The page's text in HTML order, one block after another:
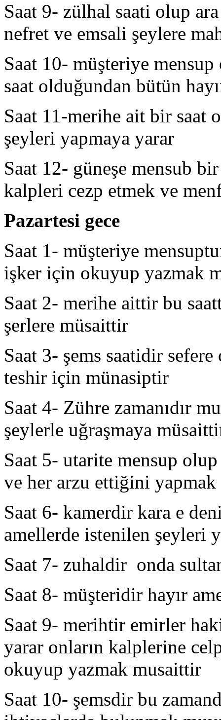
Saat 9- zülhal saati olup
nefret ve emsali şeylere
Saat 10- müşteriye
saat olduğundan bütün
Saat 11-merihe ait bir saat
şeyleri yapmaya yarar
Saat 12- güneşe mensub
kalpleri cezp etmek ve
Pazartesi gece
Saat 1- müşteriye
işker için okuyup yazmak
Saat 2- merihe aittir bu
şerlere müsaittir
Saat 3- şems saatidir
teshir için münasiptir
Saat 4- Zühre zamanıdır
şeylerle uğraşmaya
Saat 5- utarite mensup
ve her arzu ettiğini yapmak
Saat 6- kamerdir kara e
amellerde istenilen şeyleri
Saat 7- zuhaldir onda
Saat 8- müşteridir hayır
Saat 9- merihtir emirler
yarar onların kalplerine
okuyup yazmak musaittir
Saat 10- şemsdir bu